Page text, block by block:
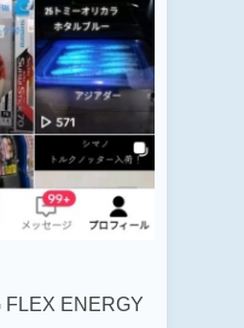
FLEX ENERGY